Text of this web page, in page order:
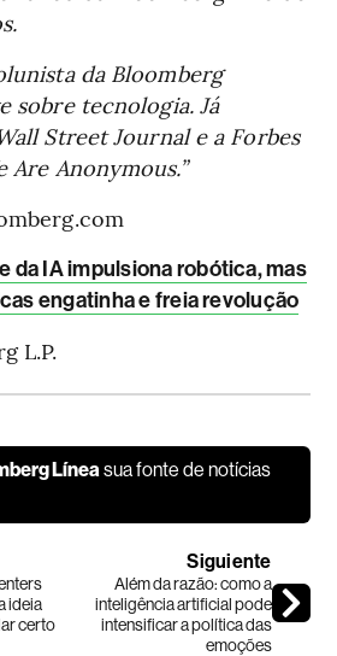
da Bloomberg
sobre tecnologia. Já
Street Journal e a Forbes
Are Anonymous.”
da IA impulsiona robótica, mas
engatinha e freia revolução
L.P.
Líneasua fonte de notícias
ideia
certo
Siguiente
Além da razão: como a
inteligência artificial pode
intensificar a política das
emoções